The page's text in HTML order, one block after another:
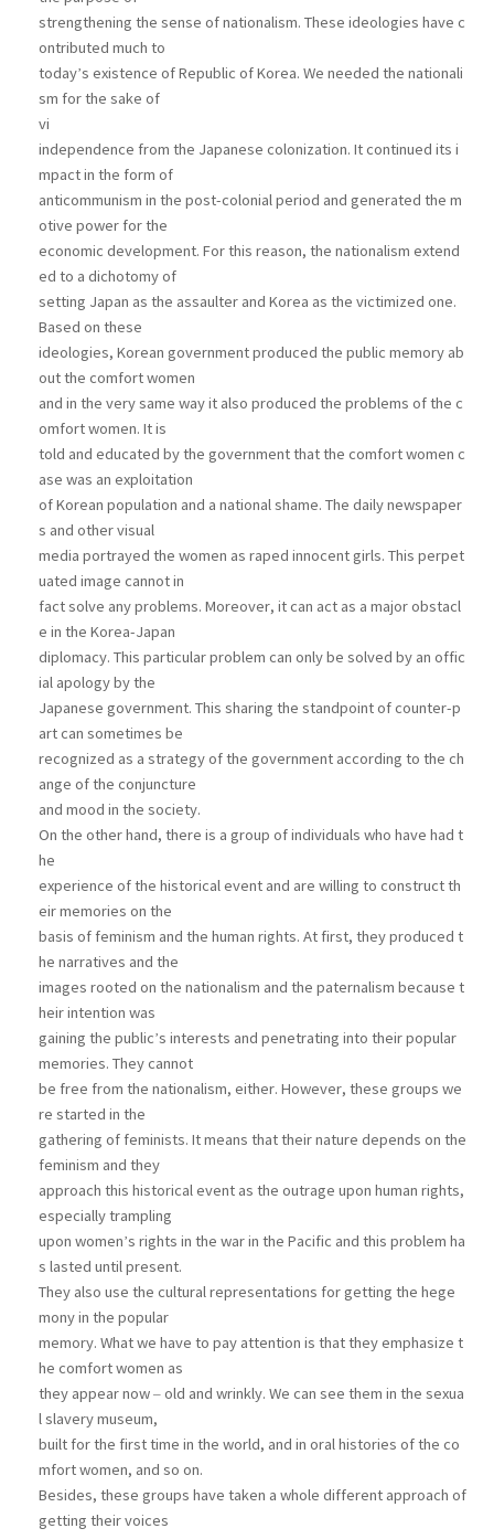
strengthening the sense of nationalism. These ideologies have c
ontributed much to
today’s existence of Republic of Korea. We needed the nationali
sm for the sake of
vi
independence from the Japanese colonization. It continued its i
mpact in the form of
anticommunism in the post-colonial period and generated the m
otive power for the
economic development. For this reason, the nationalism extend
ed to a dichotomy of
setting Japan as the assaulter and Korea as the victimized one.
Based on these
ideologies, Korean government produced the public memory ab
out the comfort women
and in the very same way it also produced the problems of the c
omfort women. It is
told and educated by the government that the comfort women c
ase was an exploitation
of Korean population and a national shame. The daily newspaper
s and other visual
media portrayed the women as raped innocent girls. This perpet
uated image cannot in
fact solve any problems. Moreover, it can act as a major obstacl
e in the Korea-Japan
diplomacy. This particular problem can only be solved by an offic
ial apology by the
Japanese government. This sharing the standpoint of counter-p
art can sometimes be
recognized as a strategy of the government according to the ch
ange of the conjuncture
and mood in the society.
On the other hand, there is a group of individuals who have had t
he
experience of the historical event and are willing to construct th
eir memories on the
basis of feminism and the human rights. At first, they produced t
he narratives and the
images rooted on the nationalism and the paternalism because t
heir intention was
gaining the public’s interests and penetrating into their popular
memories. They cannot
be free from the nationalism, either. However, these groups we
re started in the
gathering of feminists. It means that their nature depends on the
feminism and they
approach this historical event as the outrage upon human rights,
especially trampling
upon women’s rights in the war in the Pacific and this problem ha
s lasted until present.
They also use the cultural representations for getting the hege
mony in the popular
memory. What we have to pay attention is that they emphasize t
he comfort women as
they appear now – old and wrinkly. We can see them in the sexua
l slavery museum,
built for the first time in the world, and in oral histories of the co
mfort women, and so on.
Besides, these groups have taken a whole different approach of
getting their voices